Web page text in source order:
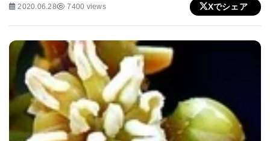
2020.06.28 7400 views Xでシェア